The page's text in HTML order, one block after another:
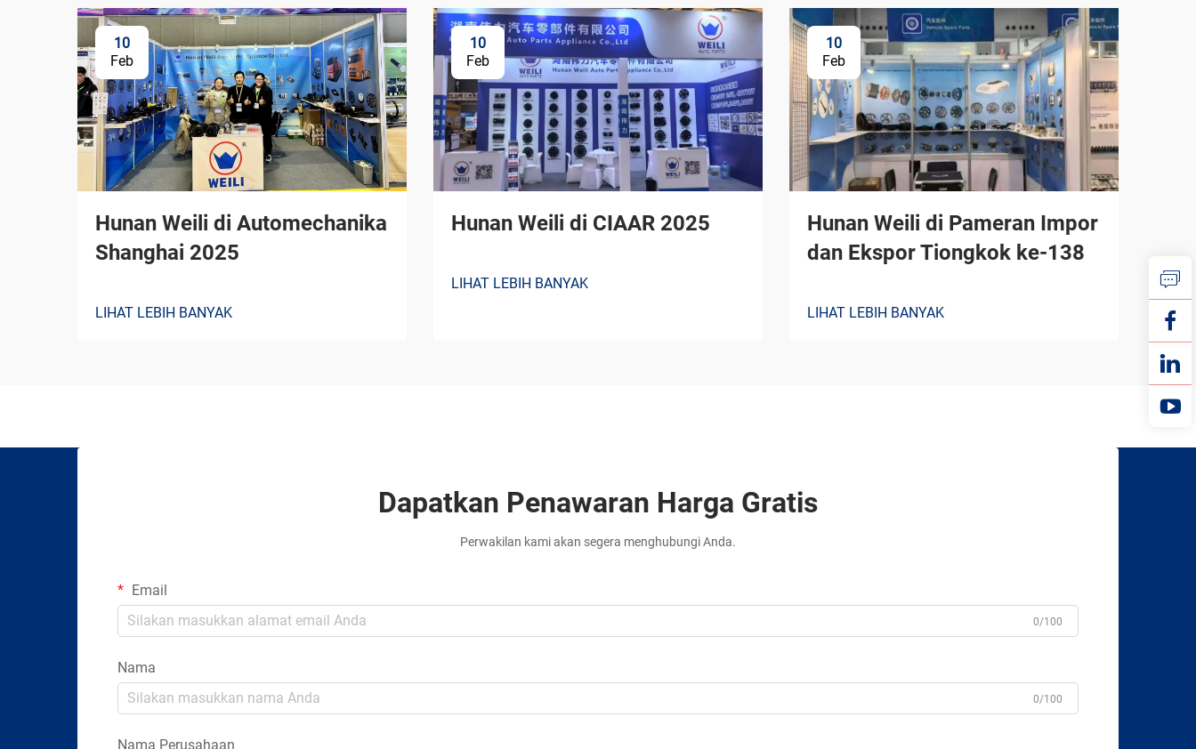
10
Feb
Hunan Weili di Automechanika
Shanghai 2025
LIHAT LEBIH BANYAK
10
Feb
Hunan Weili di CIAAR 2025
LIHAT LEBIH BANYAK
10
Feb
Hunan Weili di Pameran Impor
dan Ekspor Tiongkok ke-138
LIHAT LEBIH BANYAK
Dapatkan Penawaran Harga Gratis
Perwakilan kami akan segera menghubungi Anda.
Email
0/100
Nama
0/100
Nama Perusahaan